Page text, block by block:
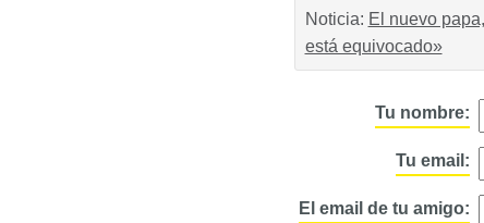
Noticia: El nuevo
está equivocado»
Tu nombre:
Tu email:
El email de tu amigo: